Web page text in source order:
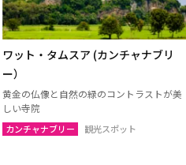
ワット・タムスア (カンチャナブリ
ー）
黄金の仏像と自然の緑のコントラストが美
しい寺院
カンチャナブリー 観光スポット